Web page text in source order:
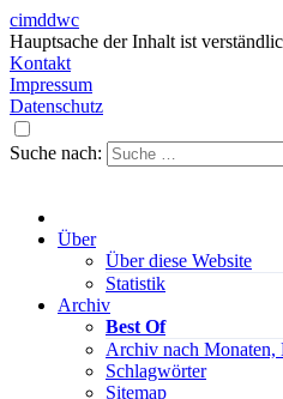
cimddwc
Hauptsache der Inhalt ist
Kontakt
Impressum
Datenschutz
Suche nach:
Über
Über diese Website
Statistik
Archiv
Best Of
Archiv nach Monaten,
Schlagwörter
Sitemap